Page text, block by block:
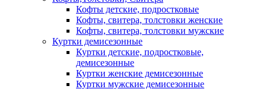
Кофты детские, подростковые
Кофты, свитера, толстовки женские
Кофты, свитера, толстовки мужские
Куртки демисезонные
Куртки детские, подростковые,
демисезонные
Куртки женские демисезонные
Куртки мужские демисезонные